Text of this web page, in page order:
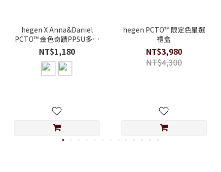
hegen X Anna&Daniel
PCTO™ 金色奇蹟PPSU多功
能方圓型寬口水瓶2.0 330ml
NT$1,180
hegen PCTO™ 限定色星選
禮盒
NT$3,980
NT$4,300